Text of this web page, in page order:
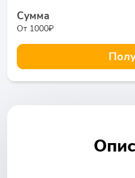
Сумма
От 1000₽